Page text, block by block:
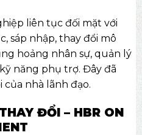
liên tục đối mặt với
sáp nhập, thay đổi mô
hoảng nhân sự, quản lý
năng phụ trợ. Đây đã
nhà lãnh đạo.
ĐỔI – HBR ON